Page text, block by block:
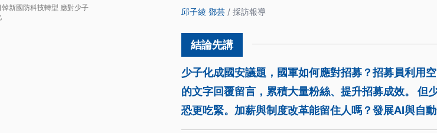
韓新國防科技轉型 應對少子
邱子綾 鄧芸 / 採訪報導
少子化成國安議題，國軍如何應對招募？招募員利用
的文字回覆留言，累積大量粉絲、提升招募成效。 但
恐更吃緊。加薪與制度改革能留住人嗎？發展AI與自